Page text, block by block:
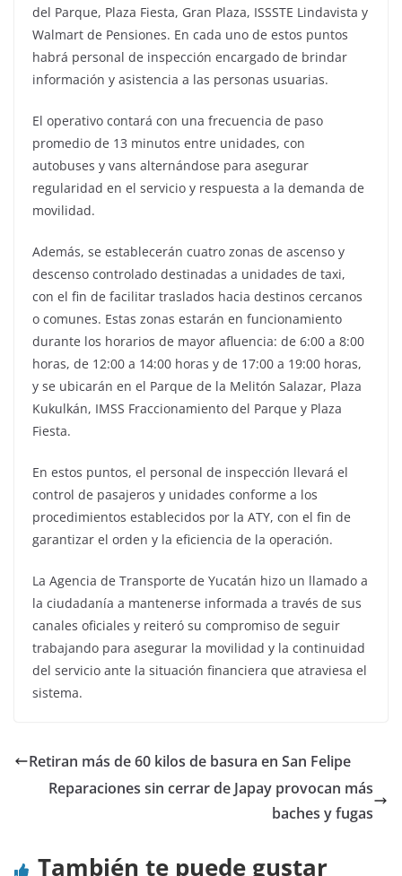
del Parque, Plaza Fiesta, Gran Plaza, ISSSTE Lindavista y
Walmart de Pensiones. En cada uno de estos puntos
habrá personal de inspección encargado de brindar
información y asistencia a las personas usuarias.
El operativo contará con una frecuencia de paso
promedio de 13 minutos entre unidades, con
autobuses y vans alternándose para asegurar
regularidad en el servicio y respuesta a la demanda de
movilidad.
Además, se establecerán cuatro zonas de ascenso y
descenso controlado destinadas a unidades de taxi,
con el fin de facilitar traslados hacia destinos cercanos
o comunes. Estas zonas estarán en funcionamiento
durante los horarios de mayor afluencia: de 6:00 a 8:00
horas, de 12:00 a 14:00 horas y de 17:00 a 19:00 horas,
y se ubicarán en el Parque de la Melitón Salazar, Plaza
Kukulkán, IMSS Fraccionamiento del Parque y Plaza
Fiesta.
En estos puntos, el personal de inspección llevará el
control de pasajeros y unidades conforme a los
procedimientos establecidos por la ATY, con el fin de
garantizar el orden y la eficiencia de la operación.
La Agencia de Transporte de Yucatán hizo un llamado a
la ciudadanía a mantenerse informada a través de sus
canales oficiales y reiteró su compromiso de seguir
trabajando para asegurar la movilidad y la continuidad
del servicio ante la situación financiera que atraviesa el
sistema.
Retiran más de 60 kilos de basura en San Felipe
Reparaciones sin cerrar de Japay provocan más
baches y fugas
También te puede gustar